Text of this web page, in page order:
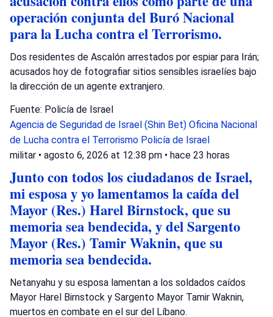
operación conjunta del Buró Nacional
para la Lucha contra el Terrorismo.
Dos residentes de Ascalón arrestados por espiar para Irán;
acusados hoy de fotografiar sitios sensibles israelíes bajo
la dirección de un agente extranjero.
Fuente: Policía de Israel
Agencia de Seguridad de Israel (Shin Bet) Oficina Nacional
de Lucha contra el Terrorismo Policía de Israel
militar • agosto 6, 2026 at 12:38 pm • hace 23 horas
Junto con todos los ciudadanos de Israel,
mi esposa y yo lamentamos la caída del
Mayor (Res.) Harel Birnstock, que su
memoria sea bendecida, y del Sargento
Mayor (Res.) Tamir Waknin, que su
memoria sea bendecida.
Netanyahu y su esposa lamentan a los soldados caídos
Mayor Harel Birnstock y Sargento Mayor Tamir Waknin,
muertos en combate en el sur del Líbano.